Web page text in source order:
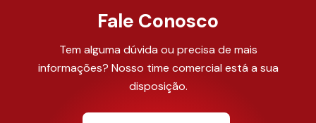
Fale Conosco
Tem alguma dúvida ou precisa de mais
informações? Nosso time comercial está a sua
disposição.